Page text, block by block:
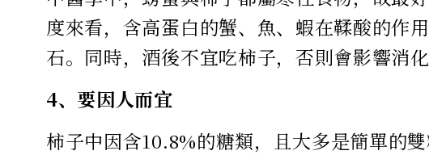
度來看，含高蛋白的蟹、魚、蝦在鞣酸的作
石。同時，酒後不宜吃柿子，否則會影響消
4、要因人而宜
柿子中因含10.8%的糖類，且大多是簡單的